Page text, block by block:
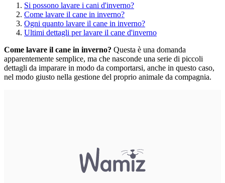
Si possono lavare i cani d'inverno?
Come lavare il cane in inverno?
Ogni quanto lavare il cane in inverno?
Ultimi dettagli per lavare il cane d'inverno
Come lavare il cane in inverno? Questa è una domanda
apparentemente semplice, ma che nasconde una serie di piccoli
dettagli da imparare in modo da comportarsi, anche in questo caso,
nel modo giusto nella gestione del proprio animale da compagnia.